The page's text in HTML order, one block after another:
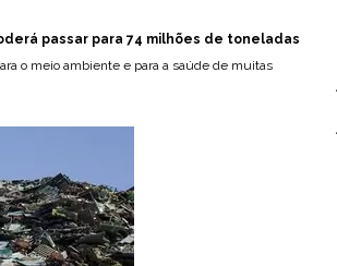
passar para 74 milhões de toneladas
o meio ambiente e para a saúde de muitas